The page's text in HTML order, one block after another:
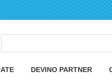
DEVINO PARTNER